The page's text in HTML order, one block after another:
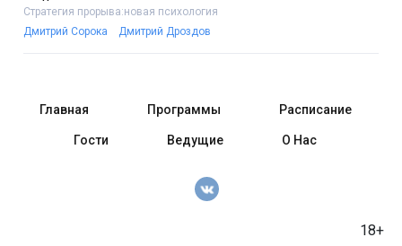
Стратегия прорыва:новая психология
Дмитрий Сорока
Дмитрий Дроздов
18+
Главная Программы Расписание
Гости Ведущие О Нас